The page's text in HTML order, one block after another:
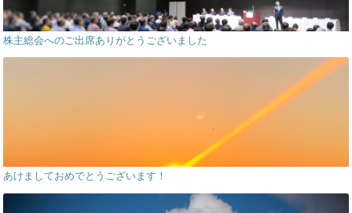
株主総会へのご出席ありがとうございました
あけましておめでとうございます！